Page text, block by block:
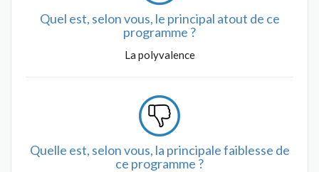
Quel est, selon vous, le principal atout de ce
programme ?
La polyvalence
Quelle est, selon vous, la principale faiblesse de
ce programme ?